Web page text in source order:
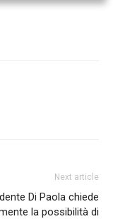
Next article
Di Paola chiede
la possibilità di